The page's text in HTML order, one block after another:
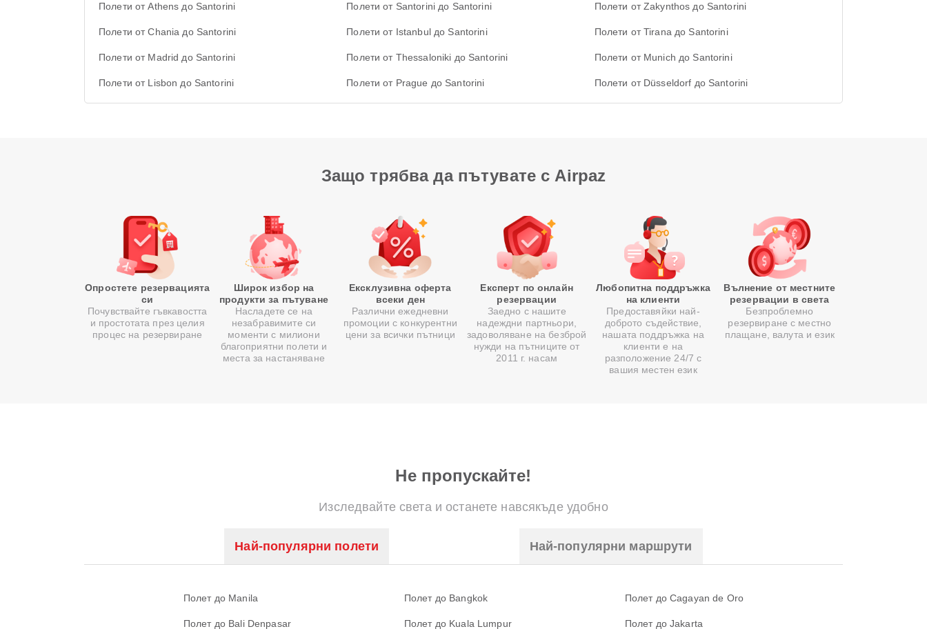
Полети от Athens до Santorini Полети от Santorini до Santorini Полети от Zakynthos до Santorini
Полети от Chania до Santorini Полети от Istanbul до Santorini Полети от Tirana до Santorini
Полети от Madrid до Santorini Полети от Thessaloniki до Santorini Полети от Munich до Santorini
Полети от Lisbon до Santorini Полети от Prague до Santorini Полети от Düsseldorf до Santorini
Защо трябва да пътувате с Airpaz
Опростете резервацията
си
Почувствайте гъвкавостта
и простотата през целия
процес на резервиране
Широк избор на
продукти за пътуване
Насладете се на
незабравимите си
моменти с милиони
благоприятни полети и
места за настаняване
Ексклузивна оферта
всеки ден
Различни ежедневни
промоции с конкурентни
цени за всички пътници
Експерт по онлайн
резервации
Заедно с нашите
надеждни партньори,
задоволяване на безброй
нужди на пътниците от
2011 г. насам
Любопитна поддръжка
на клиенти
Предоставяйки най-
доброто съдействие,
нашата поддръжка на
клиенти е на
разположение 24/7 с
вашия местен език
Вълнение от местните
резервации в света
Безпроблемно
резервиране с местно
плащане, валута и език
Не пропускайте!
Изследвайте света и останете навсякъде удобно
Най-популярни полети Най-популярни маршрути
Полет до Manila Полет до Bangkok Полет до Cagayan de Oro
Полет до Bali Denpasar Полет до Kuala Lumpur Полет до Jakarta